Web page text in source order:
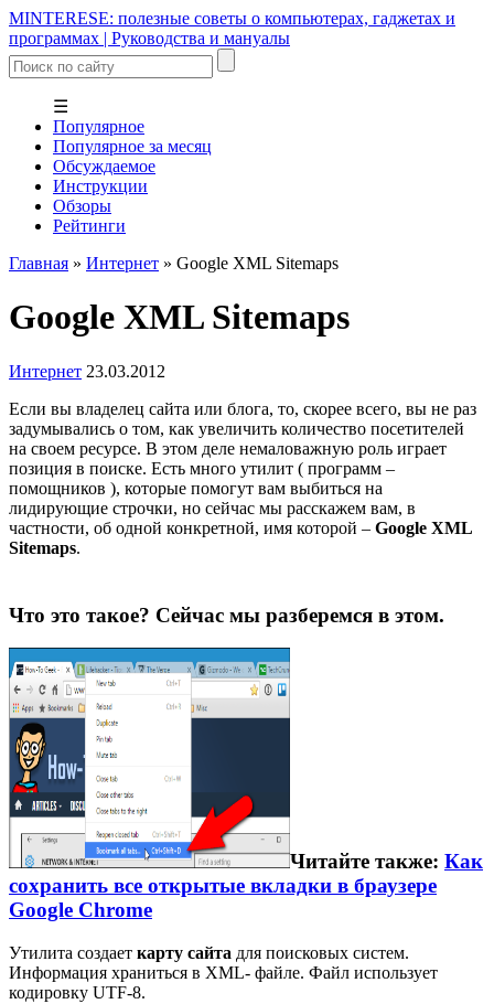
MINTERESE: полезные советы о компьютерах, гаджетах и
программах | Руководства и мануалы
☰
Популярное
Популярное за месяц
Обсуждаемое
Инструкции
Обзоры
Рейтинги
Главная » Интернет » Google XML Sitemaps
Google XML Sitemaps
Интернет 23.03.2012
Если вы владелец сайта или блога, то, скорее всего, вы не раз
задумывались о том, как увеличить количество посетителей
на своем ресурсе. В этом деле немаловажную роль играет
позиция в поиске. Есть много утилит ( программ –
помощников ), которые помогут вам выбиться на
лидирующие строчки, но сейчас мы расскажем вам, в
частности, об одной конкретной, имя которой – Google XML
Sitemaps.
Что это такое? Сейчас мы разберемся в этом.
Читайте также: Как
сохранить все открытые вкладки в браузере
Google Chrome
Утилита создает карту сайта для поисковых систем.
Информация храниться в XML- файле. Файл использует
кодировку UTF-8.